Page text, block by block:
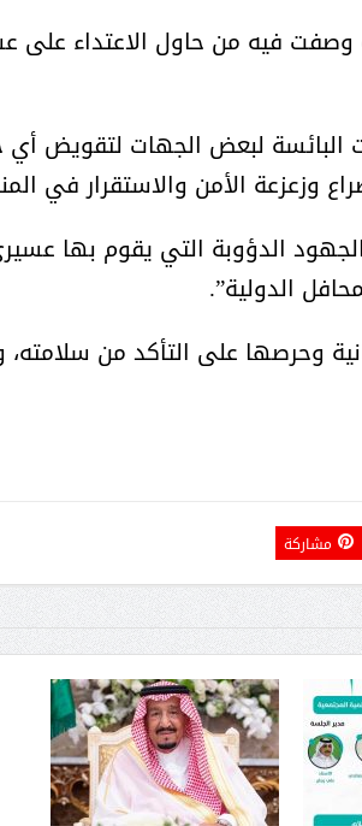
وصفت فيه من حاول الاعتداء
البائسة لبعض الجهات لتقويض
وزعزعة الأمن والاستقرار في
بالجهود الدؤوبة التي يقوم بها
الدولية”.
وحرصها على التأكد من
مشاركة